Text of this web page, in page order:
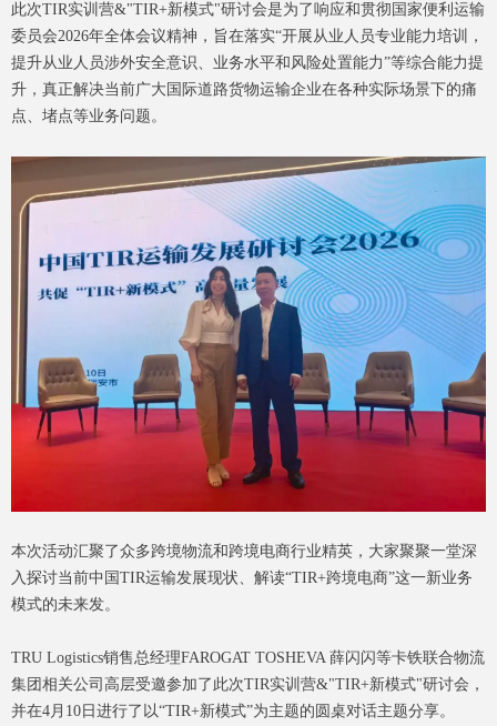
此次TIR实训营&"TIR+新模式"研讨会是为了响应和贯彻国家便利运输
委员会2026年全体会议精神，旨在落实“开展从业人员专业能力培训，
提升从业人员涉外安全意识、业务水平和风险处置能力”等综合能力提
升，真正解决当前广大国际道路货物运输企业在各种实际场景下的痛
点、堵点等业务问题。
本次活动汇聚了众多跨境物流和跨境电商行业精英，大家聚聚一堂深
入探讨当前中国TIR运输发展现状、解读“TIR+跨境电商”这一新业务
模式的未来发。
TRU Logistics销售总经理FAROGAT TOSHEVA 薛闪闪等卡铁联合物流
集团相关公司高层受邀参加了此次TIR实训营&"TIR+新模式"研讨会，
并在4月10日进行了以“TIR+新模式”为主题的圆桌对话主题分享。